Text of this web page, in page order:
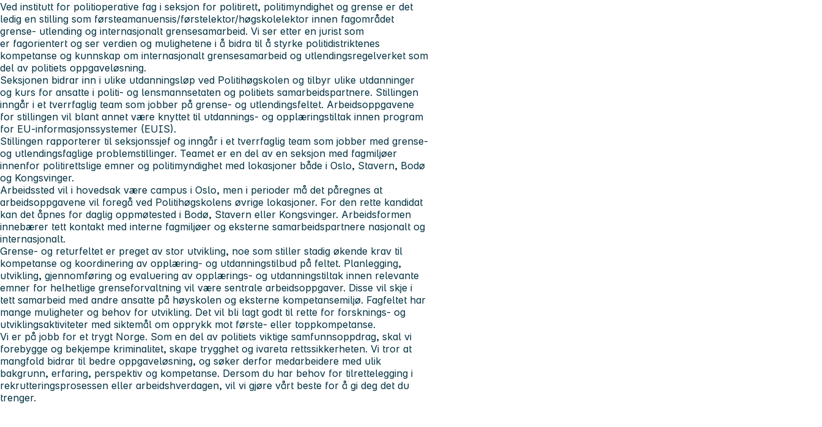
Ved institutt for politioperative fag i seksjon for politirett, politimyndighet og grense er det
ledig en stilling som førsteamanuensis/førstelektor/høgskolelektor innen fagområdet
grense- utlending og internasjonalt grensesamarbeid. Vi ser etter en jurist som
er fagorientert og ser verdien og mulighetene i å bidra til å styrke politidistriktenes
kompetanse og kunnskap om internasjonalt grensesamarbeid og utlendingsregelverket som
del av politiets oppgaveløsning.
Seksjonen bidrar inn i ulike utdanningsløp ved Politihøgskolen og tilbyr ulike utdanninger
og kurs for ansatte i politi- og lensmannsetaten og politiets samarbeidspartnere. Stillingen
inngår i et tverrfaglig team som jobber på grense- og utlendingsfeltet. Arbeidsoppgavene
for stillingen vil blant annet være knyttet til utdannings- og opplæringstiltak innen program
for EU-informasjonssystemer (EUIS).
Stillingen rapporterer til seksjonssjef og inngår i et tverrfaglig team som jobber med grense-
og utlendingsfaglige problemstillinger. Teamet er en del av en seksjon med fagmiljøer
innenfor politirettslige emner og politimyndighet med lokasjoner både i Oslo, Stavern, Bodø
og Kongsvinger.
Arbeidssted vil i hovedsak være campus i Oslo, men i perioder må det påregnes at
arbeidsoppgavene vil foregå ved Politihøgskolens øvrige lokasjoner. For den rette kandidat
kan det åpnes for daglig oppmøtested i Bodø, Stavern eller Kongsvinger. Arbeidsformen
innebærer tett kontakt med interne fagmiljøer og eksterne samarbeidspartnere nasjonalt og
internasjonalt.
Grense- og returfeltet er preget av stor utvikling, noe som stiller stadig økende krav til
kompetanse og koordinering av opplæring- og utdanningstilbud på feltet. Planlegging,
utvikling, gjennomføring og evaluering av opplærings- og utdanningstiltak innen relevante
emner for helhetlige grenseforvaltning vil være sentrale arbeidsoppgaver. Disse vil skje i
tett samarbeid med andre ansatte på høyskolen og eksterne kompetansemiljø. Fagfeltet har
mange muligheter og behov for utvikling. Det vil bli lagt godt til rette for forsknings- og
utviklingsaktiviteter med siktemål om opprykk mot første- eller toppkompetanse.
Vi er på jobb for et trygt Norge. Som en del av politiets viktige samfunnsoppdrag, skal vi
forebygge og bekjempe kriminalitet, skape trygghet og ivareta rettssikkerheten. Vi tror at
mangfold bidrar til bedre oppgaveløsning, og søker derfor medarbeidere med ulik
bakgrunn, erfaring, perspektiv og kompetanse. Dersom du har behov for tilrettelegging i
rekrutteringsprosessen eller arbeidshverdagen, vil vi gjøre vårt beste for å gi deg det du
trenger.